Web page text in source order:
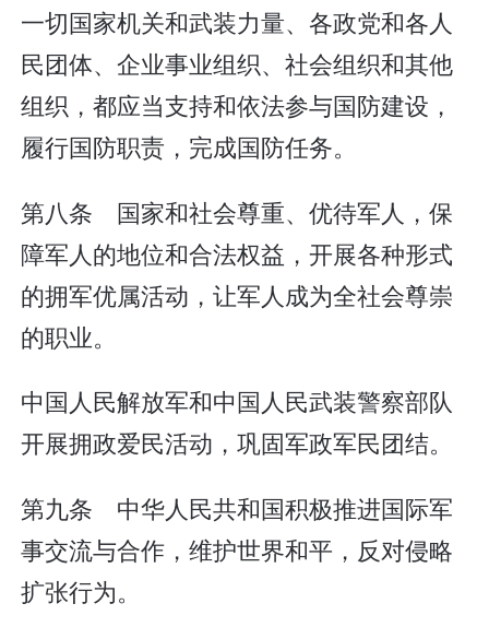
一切国家机关和武装力量、各政党和各人
民团体、企业事业组织、社会组织和其他
组织，都应当支持和依法参与国防建设，
履行国防职责，完成国防任务。
第八条 国家和社会尊重、优待军人，保
障军人的地位和合法权益，开展各种形式
的拥军优属活动，让军人成为全社会尊崇
的职业。
中国人民解放军和中国人民武装警察部队
开展拥政爱民活动，巩固军政军民团结。
第九条 中华人民共和国积极推进国际军
事交流与合作，维护世界和平，反对侵略
扩张行为。